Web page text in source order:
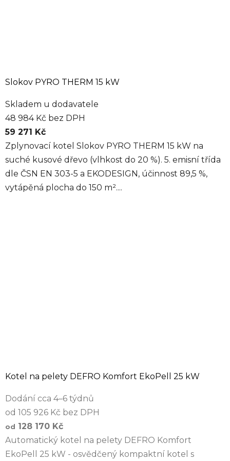
Slokov PYRO THERM 15 kW
Skladem u dodavatele
48 984 Kč bez DPH
59 271 Kč
Zplynovací kotel Slokov PYRO THERM 15 kW na
suché kusové dřevo (vlhkost do 20 %). 5. emisní třída
dle ČSN EN 303-5 a EKODESIGN, účinnost 89,5 %,
vytápěná plocha do 150 m²....
Kotel na pelety DEFRO Komfort EkoPell 25 kW
Dodání cca 4–6 týdnů
od 105 926 Kč bez DPH
od 128 170 Kč
Automatický kotel na pelety DEFRO Komfort
EkoPell 25 kW - osvědčený kompaktní kotel s